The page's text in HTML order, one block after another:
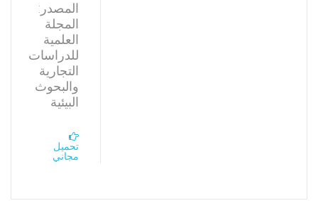
المصدر:
المجلة
العلمية
للدراسات
التجارية
والبحوث
البيئية
تحميل
مجاني